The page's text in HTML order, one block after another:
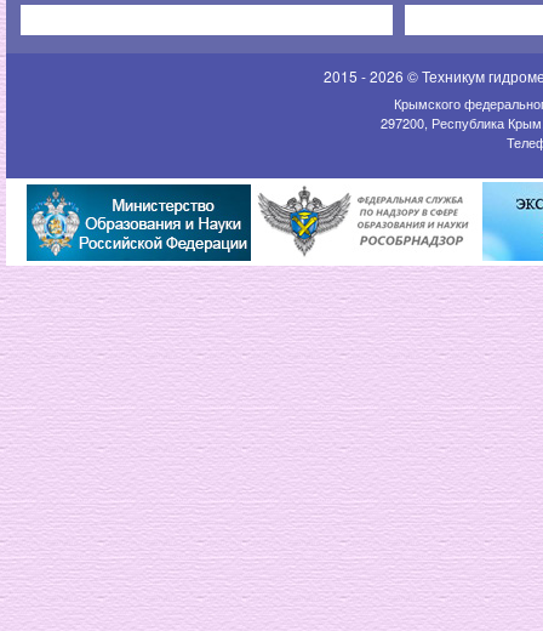
2015 - 2026 © Техникум
Крымского
297200, Республика